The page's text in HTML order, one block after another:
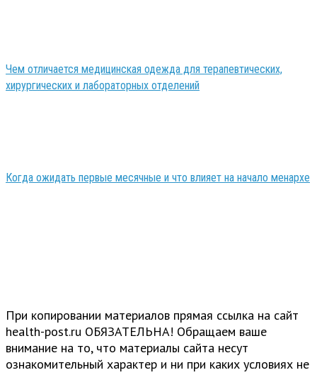
Чем отличается медицинская одежда для терапевтических,
хирургических и лабораторных отделений
Когда ожидать первые месячные и что влияет на начало менархе
При копировании материалов прямая ссылка на сайт
health-post.ru ОБЯЗАТЕЛЬНА! Обращаем ваше
внимание на то, что материалы сайта несут
ознакомительный характер и ни при каких условиях не